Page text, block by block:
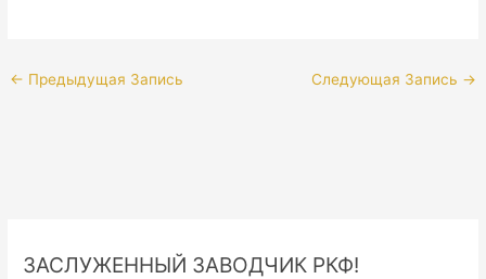
← Предыдущая Запись Следующая Запись →
ЗАСЛУЖЕННЫЙ ЗАВОДЧИК РКФ!